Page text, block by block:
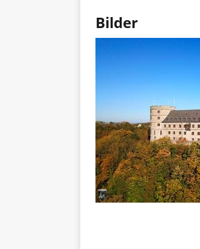
Bilder